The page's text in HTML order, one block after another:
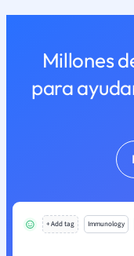
Millones
para
+ Add tag Immunology